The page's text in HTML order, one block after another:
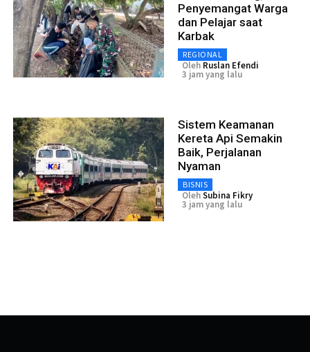
Penyemangat Warga
dan Pelajar saat
Karbak
REGIONAL
Oleh Ruslan Efendi
3 jam yang lalu
Sistem Keamanan
Kereta Api Semakin
Baik, Perjalanan
Nyaman
BISNIS
OlehSubina Fikry
3 jam yang lalu